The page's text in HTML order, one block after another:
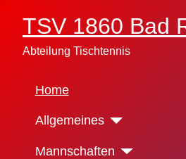
TSV 1860 Bad
Abteilung Tischtennis
Home
Allgemeines
Mannschaften